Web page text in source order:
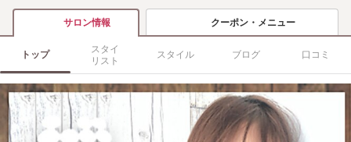
サロン情報 クーポン・メニュー
トップ
スタイ
リスト
スタイル ブログ 口コミ